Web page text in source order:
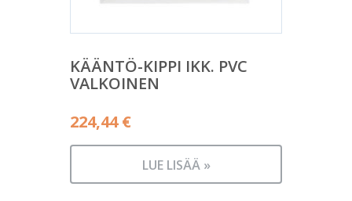
KÄÄNTÖ-KIPPI IKK. PVC
VALKOINEN
224,44€
LUE LISÄÄ »